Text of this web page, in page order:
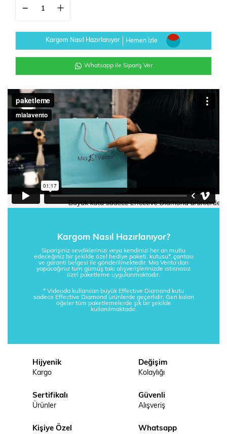
Kargom Nasıl Hazırlanıyor Hemen İzle
Whatsapp ile Sipariş Ver
Kargom Nasıl Hazırlanıyor?
Siparişiniz sevdiklerinizi veya kendinizi her an mutlu
edeceğiniz bir şekilde özel hediye paketi, kutusu*, çantası
ve garanti belgesi ile gönderilmektedir. Mia Vento’dan
yapacağınız tüm gümüş takı alışverişlerinizde istisnasız
özel paketleme uygulanmaktadır.
* Videoda kullanılan büyük Effective Diamond kutu
sadece Effective Diamond ürünlerde geçerlidir. Geri kalan
öğeler tüm paketlemelerde şık bir şekilde
kullanılmaktadır.
Hijyenik
Kargo
Değişim
Kolaylığı
Sertifikalı
Ürünler
Güvenli
Alışveriş
Kişiye Özel
Whatsapp